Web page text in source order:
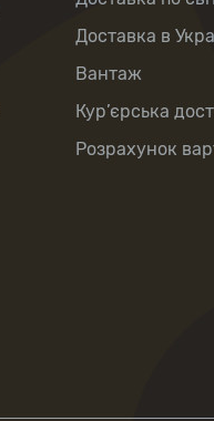
Доставка в
Вантаж
Кур’єрська
Розрахунок